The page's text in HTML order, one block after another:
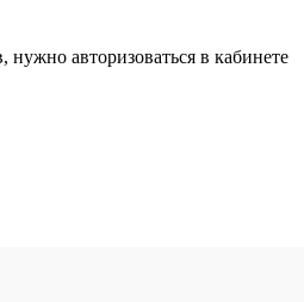
нужно авторизоваться в кабинете